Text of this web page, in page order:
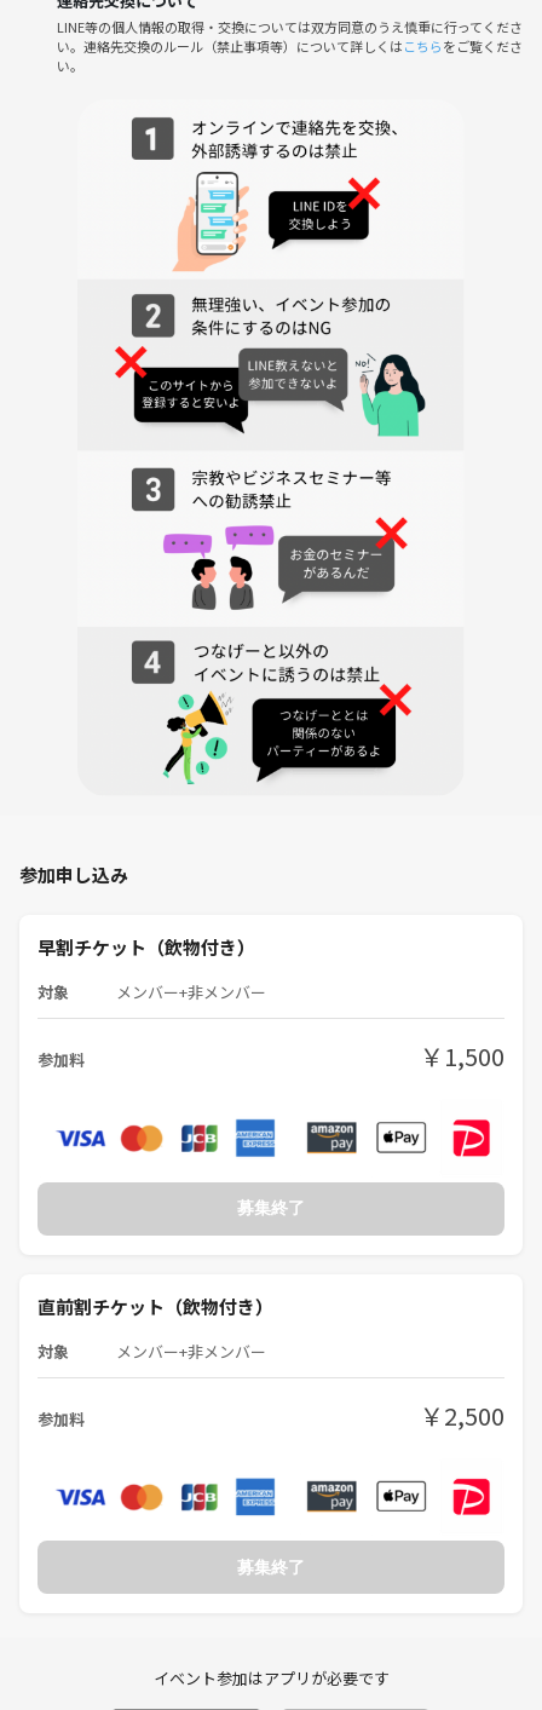
1,500円〜（飲み物付き♪）
※早割価格！埋まり次第終了なのでお早めに✨
開始10〜15分前から
つなげーと経由の方は「@から始まるID」をお伝えください🙌
━━━━━━━━━━
① ✍️プロフィール記入
シンプルなプロフィールかードなので
無理にたくさん書く必要はないです。
② 💬交流スタート
・《コミュ障編》→トークテーマカードあり🃏
・《仕事が辛い編／将来が不安編／恋愛が苦手編》→事前に悩みを書い
ておけるので、共感してくれる人とつながりやすいです✨
スタッフがしっかりご案内します✨
④ 🕊️自由解放タイム
気になる人とゆっくり話したり、連絡先交換したり📱💛
「ここが一番盛り上がる！」とよく言われます😆
連絡先交換をしたくない方は、「会の終了後」なので気兼ねなくご退室
💛 しんどい気持ちを抱えたまま頑張り続けなくて大丈夫。
＊──────────────＊
大阪府大阪市中央区 島之内1-4-32 ホワイティ島之内６Ｆ
LINE等の個人情報の取得・交換については双方同意のうえ慎重に行ってくださ
い。連絡先交換のルール（禁止事項等）について詳しくはこちらをご覧くださ
い。
参加申し込み
早割チケット（飲物付き）
対象 メンバー+非メンバー
参加料 ￥1,500
募集終了
直前割チケット（飲物付き）
対象 メンバー+非メンバー
参加料 ￥2,500
募集終了
イベント参加はアプリが必要です